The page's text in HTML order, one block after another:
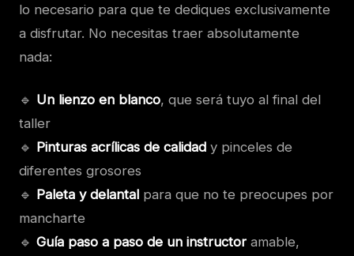
lo necesario para que te dediques exclusivamente
a disfrutar. No necesitas traer absolutamente
nada:
🔹 Un lienzo en blanco, que será tuyo al final del
taller
🔹 Pinturas acrílicas de calidad y pinceles de
diferentes grosores
🔹 Paleta y delantal para que no te preocupes por
mancharte
🔹 Guía paso a paso de un instructor amable,